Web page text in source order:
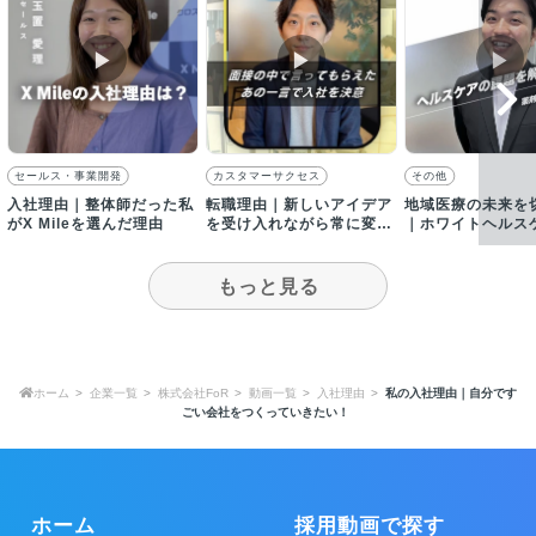
▶︎
セールス・事業開発
入社理由｜整体師だった私
がX Mileを選んだ理由
▶︎
カスタマーサクセス
転職理由｜新しいアイデア
を受け入れながら常に変化
▶︎
その他
地域医療の未来を
｜ホワイトヘルス
仕事のやりがい
もっと見る
ホーム 企業一覧 株式会社FoR 動画一覧 入社理由
私の入社理由｜自分です
ごい会社をつくっていきたい！
ホーム 採用動画で探す